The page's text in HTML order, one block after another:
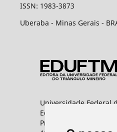
ISSN: 1983-3873
Uberaba - Minas Gerais -
Universidade Federal
Editora UFTM
Prédio da Reitoria